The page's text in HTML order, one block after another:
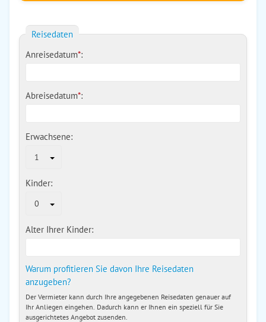
Reisedaten
Anreisedatum*:
Abreisedatum*:
Erwachsene:
1
Kinder:
0
Alter Ihrer Kinder:
Warum profitieren Sie davon Ihre Reisedaten
anzugeben?
Der Vermieter kann durch Ihre angegebenen Reisedaten genauer auf
Ihr Anliegen eingehen. Dadurch kann er Ihnen ein speziell für Sie
ausgerichtetes Angebot zusenden.